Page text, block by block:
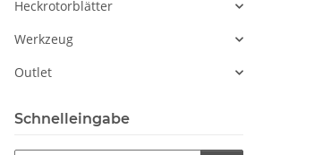
Heckrotorblätter
Werkzeug
Outlet
Schnelleingabe